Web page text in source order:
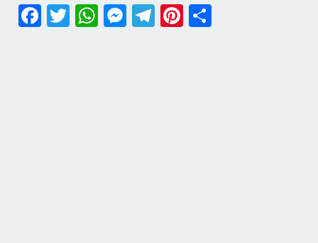
Facebook
Twitter
WhatsApp
Messenger
Telegram
Pinterest